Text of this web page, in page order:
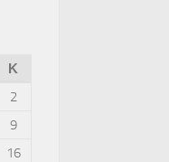
Κ
2
9
16